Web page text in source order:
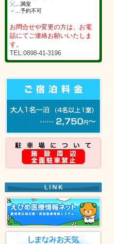
╳…満室
－…予約不可
お問合せや変更の方は、お電
話にてご連絡お願いいたしま
す。
TEL:0898-41-3196